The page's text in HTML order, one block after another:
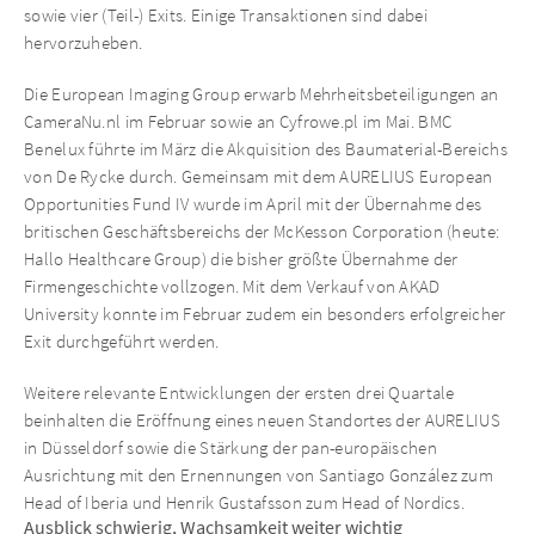
sowie vier (Teil-) Exits. Einige Transaktionen sind dabei
hervorzuheben.
Die European Imaging Group erwarb Mehrheitsbeteiligungen an
CameraNu.nl im Februar sowie an Cyfrowe.pl im Mai. BMC
Benelux führte im März die Akquisition des Baumaterial-Bereichs
von De Rycke durch. Gemeinsam mit dem AURELIUS European
Opportunities Fund IV wurde im April mit der Übernahme des
britischen Geschäftsbereichs der McKesson Corporation (heute:
Hallo Healthcare Group) die bisher größte Übernahme der
Firmengeschichte vollzogen. Mit dem Verkauf von AKAD
University konnte im Februar zudem ein besonders erfolgreicher
Exit durchgeführt werden.
Weitere relevante Entwicklungen der ersten drei Quartale
beinhalten die Eröffnung eines neuen Standortes der AURELIUS
in Düsseldorf sowie die Stärkung der pan-europäischen
Ausrichtung mit den Ernennungen von Santiago González zum
Head of Iberia und Henrik Gustafsson zum Head of Nordics.
Ausblick schwierig, Wachsamkeit weiter wichtig